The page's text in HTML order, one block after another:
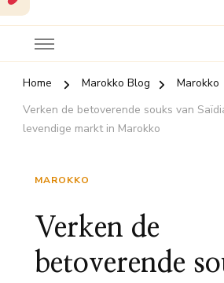
Home Marokko Blog
Marokko
Verken de betoverende souks van
levendige markt in Marokko
MAROKKO
Verken de
betoverende